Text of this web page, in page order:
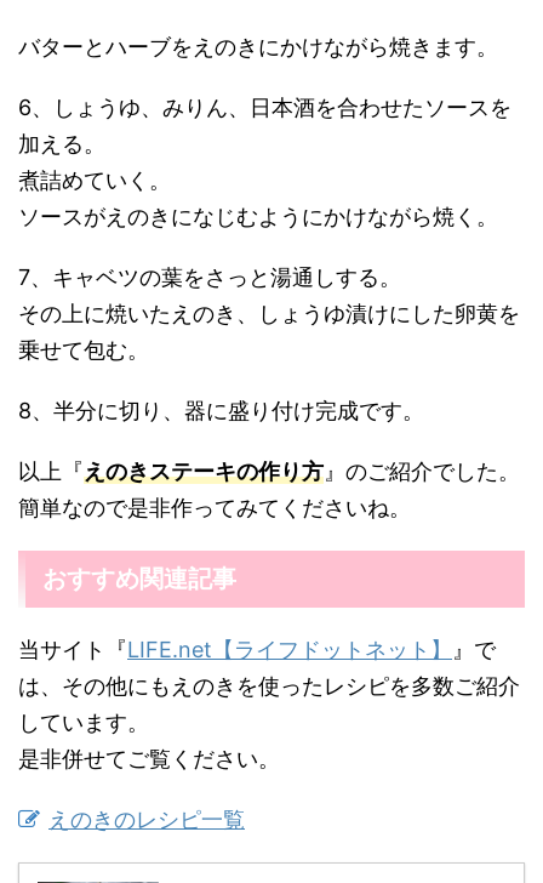
バターとハーブをえのきにかけながら焼きます。
6、しょうゆ、みりん、日本酒を合わせたソースを
加える。
煮詰めていく。
ソースがえのきになじむようにかけながら焼く。
7、キャベツの葉をさっと湯通しする。
その上に焼いたえのき、しょうゆ漬けにした卵黄を
乗せて包む。
8、半分に切り、器に盛り付け完成です。
以上『えのきステーキの作り方 』のご紹介でした。
簡単なので是非作ってみてくださいね。
おすすめ関連記事
当サイト『LIFE.net【ライフドットネット】
』で
は、その他にもえのきを使ったレシピを多数ご紹介
しています。
是非併せてご覧ください。
えのきのレシピ一覧